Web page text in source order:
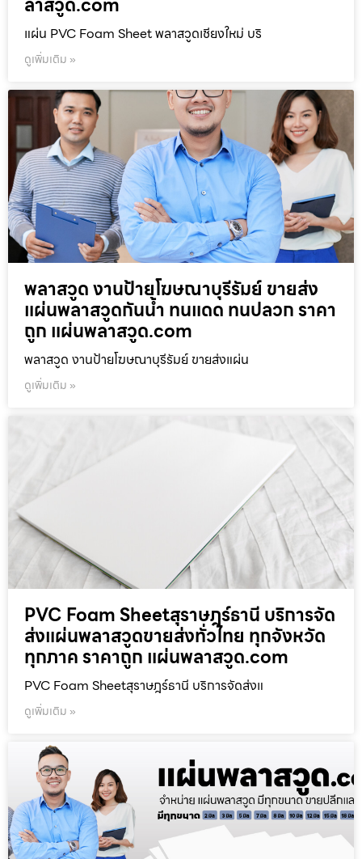
แผ่น PVC Foam Sheet พลาสวูดเชียงใหม่ บริ
ดูเพิ่มเติม »
พลาสวูด งานป้ายโฆษณาบุรีรัมย์ ขายส่ง
แผ่นพลาสวูดกันน้ำ ทนแดด ทนปลวก ราคา
ถูก แผ่นพลาสวูด.com
พลาสวูด งานป้ายโฆษณาบุรีรัมย์ ขายส่งแผ่น
ดูเพิ่มเติม »
PVC Foam Sheetสุราษฎร์ธานี บริการจัด
ส่งแผ่นพลาสวูดขายส่งทั่วไทย ทุกจังหวัด
ทุกภาค ราคาถูก แผ่นพลาสวูด.com
PVC Foam Sheetสุราษฎร์ธานี บริการจัดส่งแ
ดูเพิ่มเติม »